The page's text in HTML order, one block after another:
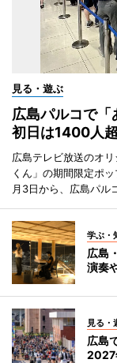
見る・遊ぶ
広島パルコで
初日は1400人
広島テレビ放送のオ
くん」の期間限定ポ
月3日から、広島パル
学ぶ・
広島
演奏
見る・
広島
2027